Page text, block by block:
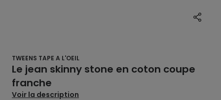
TWEENS TAPE A L'OEIL
Le jean skinny stone en coton coupe
franche
Voir la description